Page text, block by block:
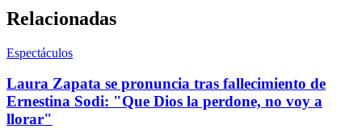
Relacionadas
Espectáculos
Laura Zapata se pronuncia tras fallecimiento de
Ernestina Sodi: "Que Dios la perdone, no voy a
llorar"